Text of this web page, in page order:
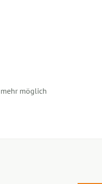
möglich